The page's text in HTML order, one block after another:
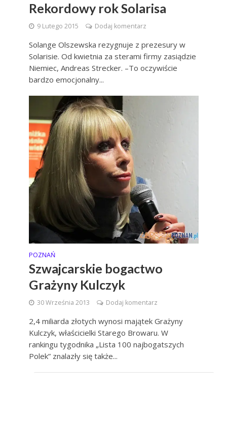
Rekordowy rok Solarisa
9 Lutego 2015 Dodaj komentarz
Solange Olszewska rezygnuje z prezesury w
Solarisie. Od kwietnia za sterami firmy zasiądzie
Niemiec, Andreas Strecker. –To oczywiście
bardzo emocjonalny...
POZNAŃ
Szwajcarskie bogactwo
Grażyny Kulczyk
30 Września 2013 Dodaj komentarz
2,4 miliarda złotych wynosi majątek Grażyny
Kulczyk, właścicielki Starego Browaru. W
rankingu tygodnika „Lista 100 najbogatszych
Polek” znalazły się także...